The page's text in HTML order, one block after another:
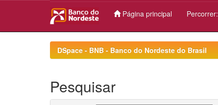
Página principal Percorrer:
DSpace - BNB - Banco do Nordeste do Brasil
Pesquisar